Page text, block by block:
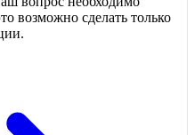
возможно сделать только